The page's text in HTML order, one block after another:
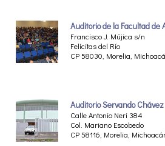
Auditorio de la Facultad de
Francisco J. Mújica s/n
Felícitas del Río
CP 58030, Morelia,
Auditorio Servando Chávez
Calle Antonio Neri 384
Col. Mariano Escobedo
CP 58116, Morelia,